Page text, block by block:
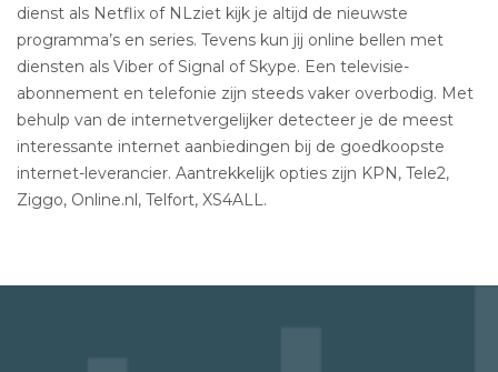
dienst als Netflix of NLziet kijk je altijd de nieuwste
programma’s en series. Tevens kun jij online bellen met
diensten als Viber of Signal of Skype. Een televisie-
abonnement en telefonie zijn steeds vaker overbodig. Met
behulp van de internetvergelijker detecteer je de meest
interessante internet aanbiedingen bij de goedkoopste
internet-leverancier. Aantrekkelijk opties zijn KPN, Tele2,
Ziggo, Online.nl, Telfort, XS4ALL.